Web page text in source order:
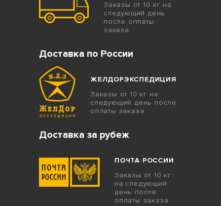
Заказы от 10 кг на
следующий день
после оплаты
заказа.
Доставка по России
ЖЕЛДОРЭКСПЕДИЦИЯ
Заказы от 10 кг на
следующий день после
оплаты заказа.
Доставка за рубеж
ПОЧТА РОССИИ
Заказы от 10 кг
на следующий
день после
оплаты заказа.